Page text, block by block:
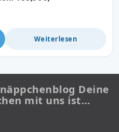
Weiterlesen
Deine
mit uns ist…